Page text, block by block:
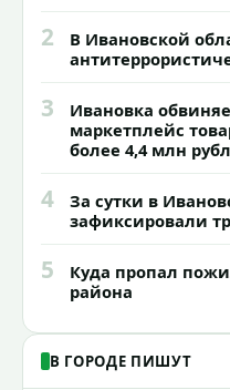
2
В Ивановской
3
Ивановка
маркетплейс
более 4,4 млн
4
За сутки в
зафиксировали
5
Куда пропал
района
В ГОРОДЕ ПИШУТ